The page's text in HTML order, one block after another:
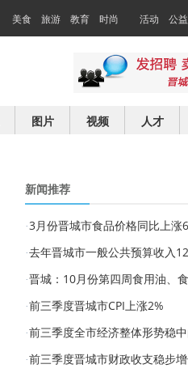
美食 旅游 教育 时尚 活动 公益
图片 视频 人才
新闻推荐
·3月份晋城市食品价格同比上涨
·去年晋城市一般公共预算收入
·晋城：10月份第四周食用油、
·前三季度晋城市CPI上涨2%
·前三季度全市经济整体形势稳
·前三季度晋城市财政收支稳步